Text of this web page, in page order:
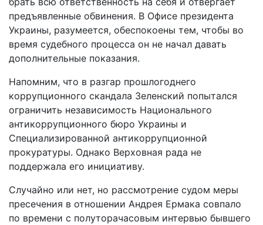
предъявленные обвинения. В Офисе президента
Украины, разумеется, обеспокоены тем, чтобы во
время судебного процесса он не начал давать
дополнительные показания.
Напомним, что в разгар прошлогоднего
коррупционного скандала Зеленский попытался
ограничить независимость Национального
антикоррупционного бюро Украины и
Специализированной антикоррупционной
прокуратуры. Однако Верховная рада не
поддержала его инициативу.
Случайно или нет, но рассмотрение судом меры
пресечения в отношении Андрея Ермака совпало
по времени с полуторачасовым интервью бывшего